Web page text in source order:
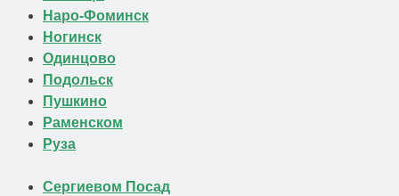
Наро-Фоминск
Ногинск
Одинцово
Подольск
Пушкино
Раменском
Руза
Сергиевом Посад